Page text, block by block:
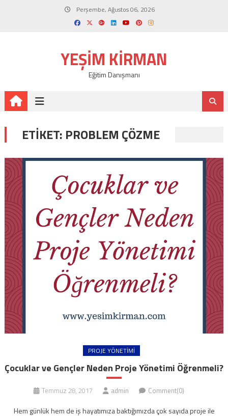
Perşembe, Ağustos 06, 2026
YEŞIM KIRMAN
Eğitim Danışmanı
ETIKET: PROBLEM ÇÖZME
PROJE YÖNETIMI
Çocuklar ve Gençler Neden Proje Yönetimi Öğrenmeli?
Temmuz 28, 2017 admin Comment(0)
Hem günlük hem de iş hayatımıza baktığımızda çok sayıda proje ile